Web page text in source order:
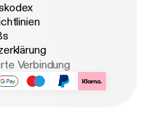
Verbindung